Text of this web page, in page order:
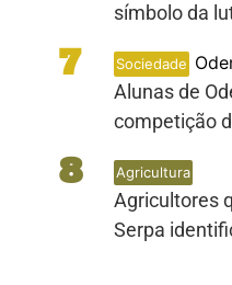
símbolo da
7 Sociedade
Alunas de
competição
8 Agricultura
Agricultores
Serpa